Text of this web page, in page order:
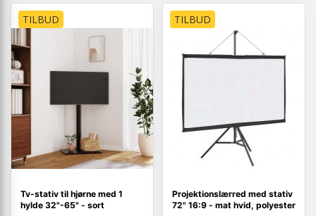
TILBUD
Tv-stativ til hjørne med 1
hylde 32"-65" - sort
TILBUD
Projektionslærred med stativ
72" 16:9 - mat hvid, polyester